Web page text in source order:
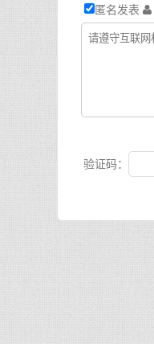
匿名发表
验证码：